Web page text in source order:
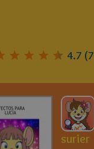
4.7 (7
surier